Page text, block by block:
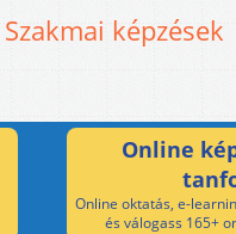
Szakmai képzések
Online
Online oktatás, e-
és válogass 165+